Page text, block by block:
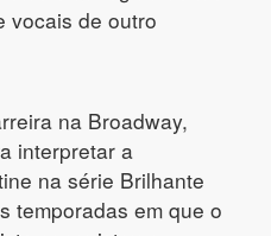
vocais de outro
na Broadway,
interpretar a
na série Brilhante
temporadas em que o